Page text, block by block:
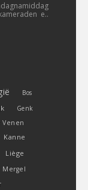
e..
Bos
Genk
Venen
Kanne
Liège
Mergel